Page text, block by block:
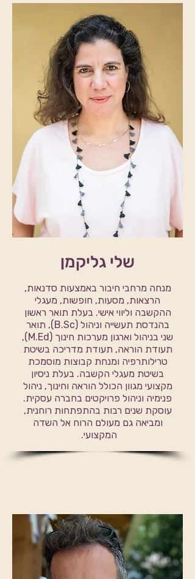
שלי גליקמן
מנחה מרחבי חיבור באמצעות סדנאות,
הרצאות, מסעות, חופשות, מעגלי
ההקשבה וליווי אישי. בעלת תואר ראשון
בהנדסת תעשייה וניהול (B.Sc), תואר
שני בניהול וארגון מערכות חינוך (M.Ed),
תעודת הוראה, תעודת מדריכה בשיטת
טרילותרפיה ומנחת קבוצות מוסמכת
בשיטת מעגלי הקשבה. בעלת ניסיון
מקצועי מגוון הכולל הוראה וחינוך, ניהול
פנימיה וניהול פרויקטים בחברה עסקית.
עוסקת שנים רבות בהתפתחות רוחנית,
ומביאה גם מעולם הרוח אל השדה
המקצועי.